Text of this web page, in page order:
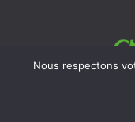
Nous respectons